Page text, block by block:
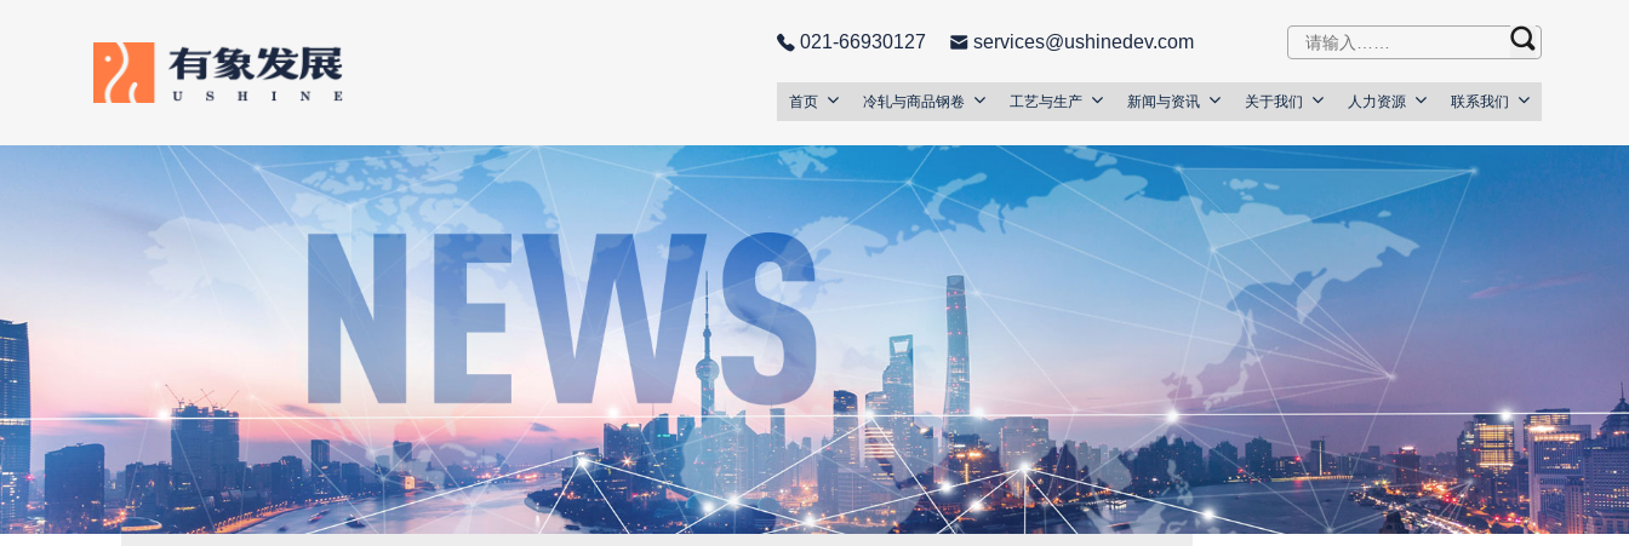
021-66930127 services@ushinedev.com
首页 冷轧与商品钢卷 工艺与生产 新闻与资讯 关于我们 人力资源 联系我们